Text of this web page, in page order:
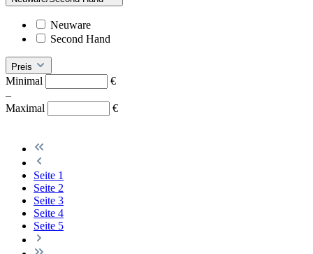
Neuware
Second Hand
Preis
Minimal
€
–
Maximal
€
Seite 1
Seite 2
Seite 3
Seite 4
Seite 5